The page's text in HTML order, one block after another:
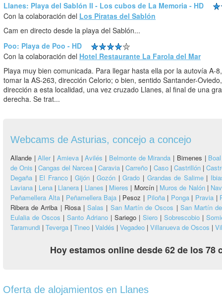
Llanes: Playa del Sablón II - Los cubos de La Memoria - HD
Con la colaboración del Los Piratas del Sablón
Cam en directo desde la playa del Sablón...
Poo: Playa de Poo - HD
Con la colaboración del Hotel Restaurante La Farola del Mar
Playa muy bien comunicada. Para llegar hasta ella por la autovía A-
tomar la AS-263, dirección Celorio; o bien, sentido Santander-
dirección a esta localidad, una vez cruzado Llanes, al final de una
derecha. Se trat...
Webcams de Asturias, concejo a concejo
Allande |Aller| Amieva|Avilés | Belmonte de Miranda | Bimenes | Boal
de Onis |Cangas del Narcea |Caravia |Carreño | Caso| Castrillón|
Degaña | El Franco|Gijón |Gozón |Grado | Grandas de Salime|
Laviana | Lena| Llanera | Llanes | Mieres | Morcín | Muros de Nalón|
Peñamellera Alta| Peñamellera Baja | Pesoz | Piloña| Ponga| Pravia|
Ribera de Arriba | Riosa |Salas | San Martín de Oscos | San Martín
Eulalia de Oscos | Santo Adriano| Sariego | Siero| Sobrescobio|
Taramundi | Teverga | Tineo | Valdés | Vegadeo | Villanueva de Oscos |
Hoy estamos online desde 62 de los 78
Oferta de alojamientos en Llanes